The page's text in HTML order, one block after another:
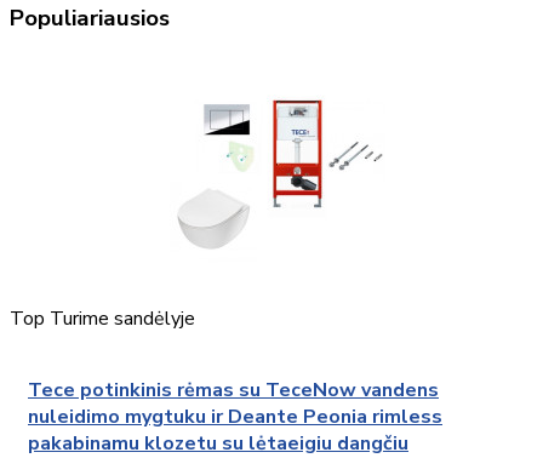
Populiariausios
Top Turime sandėlyje
Tece potinkinis rėmas su TeceNow vandens
nuleidimo mygtuku ir Deante Peonia rimless
pakabinamu klozetu su lėtaeigiu dangčiu